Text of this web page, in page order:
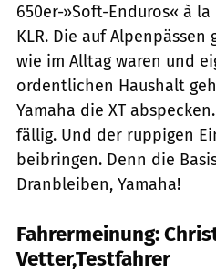
650er-»Soft-Enduros« à
KLR. Die auf
wie im Alltag waren und
ordentlichen Haushalt
Yamaha die XT
fällig. Und der ruppigen
beibringen. Denn die
Dranbleiben, Yamaha!
Fahrermeinung:
Vetter,Testfahrer